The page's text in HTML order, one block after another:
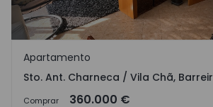
Sto. Ant. Charneca / Vila Chã,
Apartamento
Sto. Ant. Charneca / Vila Chã,
Comprar 360.000 €